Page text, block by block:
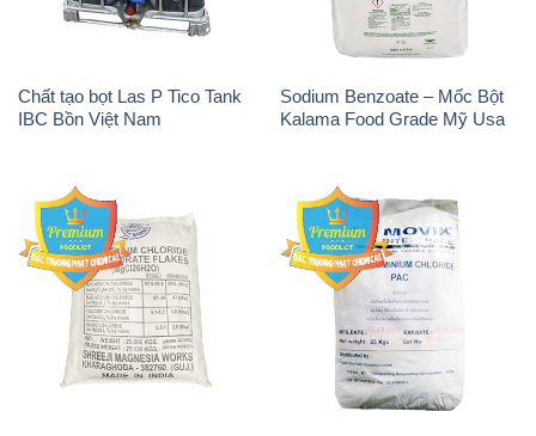
Chất tạo bọt Las P Tico Tank
IBC Bồn Việt Nam
Sodium Benzoate – Mốc Bột
Kalama Food Grade Mỹ Usa